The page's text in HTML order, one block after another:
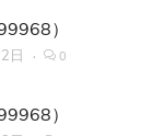
）
日 0
）